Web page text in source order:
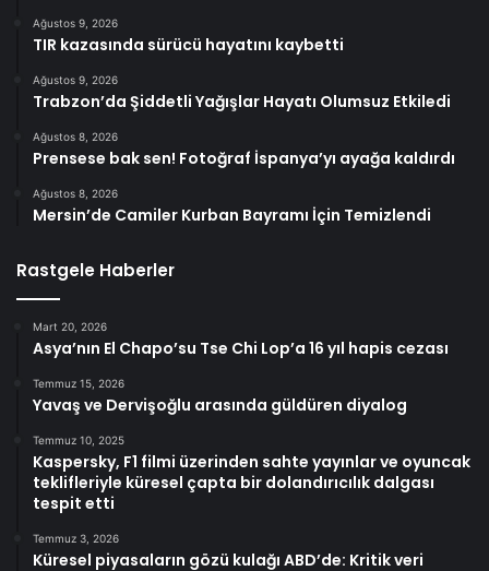
Ağustos 9, 2026
TIR kazasında sürücü hayatını kaybetti
Ağustos 9, 2026
Trabzon’da Şiddetli Yağışlar Hayatı Olumsuz Etkiledi
Ağustos 8, 2026
Prensese bak sen! Fotoğraf İspanya’yı ayağa kaldırdı
Ağustos 8, 2026
Mersin’de Camiler Kurban Bayramı İçin Temizlendi
Rastgele Haberler
Mart 20, 2026
Asya’nın El Chapo’su Tse Chi Lop’a 16 yıl hapis cezası
Temmuz 15, 2026
Yavaş ve Dervişoğlu arasında güldüren diyalog
Temmuz 10, 2025
Kaspersky, F1 filmi üzerinden sahte yayınlar ve oyuncak
teklifleriyle küresel çapta bir dolandırıcılık dalgası
tespit etti
Temmuz 3, 2026
Küresel piyasaların gözü kulağı ABD’de: Kritik veri